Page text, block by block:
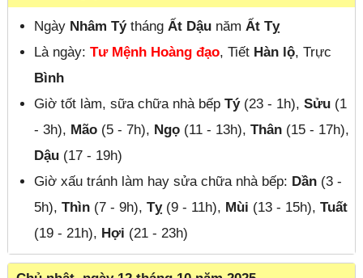
Ngày Nhâm TýthángẤt Dậu nămẤt Tỵ
Là ngày:Tư Mệnh Hoàng đạo, Tiết Hàn lộ, Trực
Bình
Giờ tốt làm, sữa chữa nhà bếpTý(23 - 1h),Sửu (1
- 3h), Mão (5 - 7h), Ngọ (11 - 13h),Thân (15 - 17h),
Dậu (17 - 19h)
Giờ xấu tránh làm hay sửa chữa nhà bếp: Dần (3 -
5h),Thìn (7 - 9h),Tỵ(9 - 11h), Mùi (13 - 15h),Tuất
(19 - 21h), Hợi (21 - 23h)